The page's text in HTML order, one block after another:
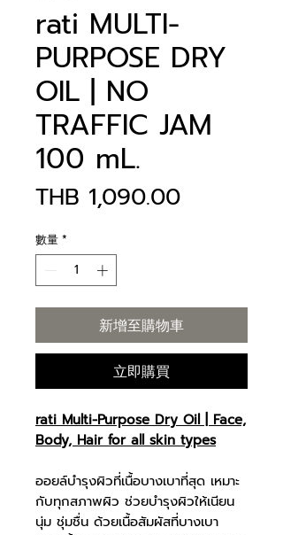
rati MULTI-
PURPOSE DRY
OIL | NO
TRAFFIC JAM
100 mL.
THB 1,090.00價
數量 *
新增至購物車
立即購買
rati Multi-Purpose Dry Oil | Face,
Body, Hair for all skin types
ออยล์บำรุงผิวที่เนื้อบางเบาที่สุด เหมาะ
กับทุกสภาพผิว ช่วยบำรุงผิวให้เนียน
นุ่ม ชุ่มชื่น ด้วยเนื้อสัมผัสที่บางเบา